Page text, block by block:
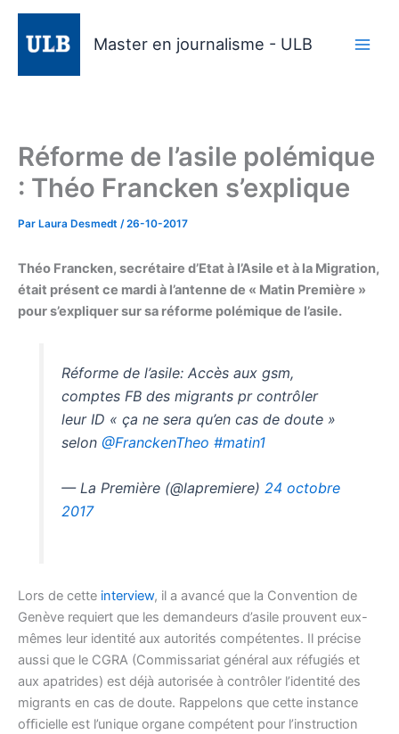
Aller
contenu
Master en journalisme - ULB
Réforme de l’asile polémique
: Théo Francken s’explique
Par Laura Desmedt /26-10-2017
Théo Francken, secrétaire d’Etat à l’Asile et à la Migration,
était présent ce mardi à l’antenne de « Matin Première »
pour s’expliquer sur sa réforme polémique de l’asile.
Réforme de l’asile: Accès aux gsm,
comptes FB des migrants pr contrôler
leur ID « ça ne sera qu’en cas de doute »
selon@FranckenTheo #matin1
— La Première (@lapremiere)24 octobre
2017
Lors de cette interview, il a avancé que la Convention de
Genève requiert que les demandeurs d’asile prouvent eux-
mêmes leur identité aux autorités compétentes. Il précise
aussi que le CGRA (Commissariat général aux réfugiés et
aux apatrides) est déjà autorisée à contrôler l’identité des
migrants en cas de doute. Rappelons que cette instance
ofﬁcielle est l’unique organe compétent pour l’instruction